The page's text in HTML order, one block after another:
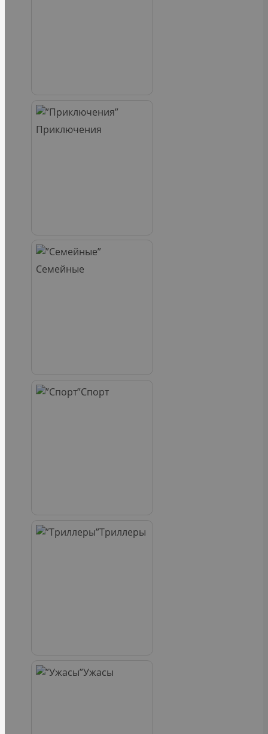
Приключения
Семейные
Спорт
Триллеры
Ужасы